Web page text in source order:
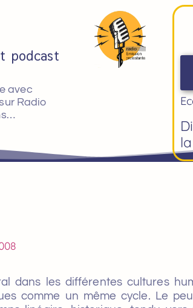
podcast
avec
Radio
dans les différentes cultures
comme un même cycle. Le